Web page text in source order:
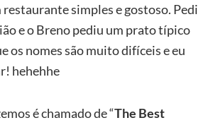
restaurante simples e gostoso. Pedi
e o Breno pediu um prato típico
os nomes são muito difíceis e eu
hehehhe
é chamado de “The Best